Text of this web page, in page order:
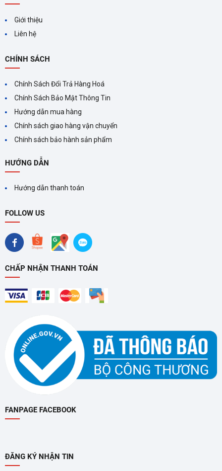
Giới thiệu
Liên hệ
CHÍNH SÁCH
Chính Sách Đổi Trả Hàng Hoá
Chính Sách Bảo Mật Thông Tin
Hướng dẫn mua hàng
Chính sách giao hàng vận chuyển
Chính sách bảo hành sản phẩm
HƯỚNG DẪN
Hướng dẫn thanh toán
FOLLOW US
CHẤP NHẬN THANH TOÁN
FANPAGE FACEBOOK
ĐĂNG KÝ NHẬN TIN